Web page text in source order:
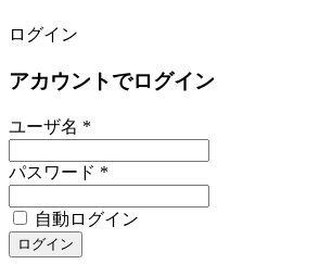
ログイン
アカウントでログイン
ユーザ名 *
パスワード *
自動ログイン